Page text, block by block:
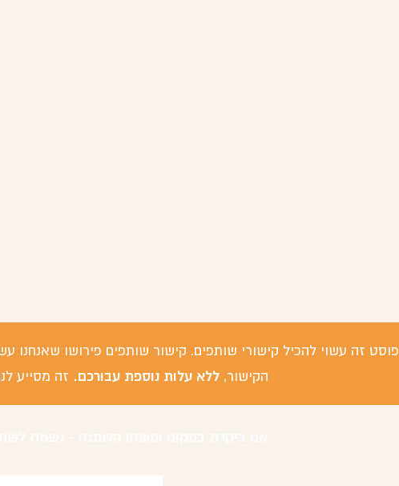
פוסט זה עשוי להכיל קישורי שותפים. קישור שותפים פירושו שאנחנו
הקישור,ללא עלות נוספת עבורכם. זה מסייע